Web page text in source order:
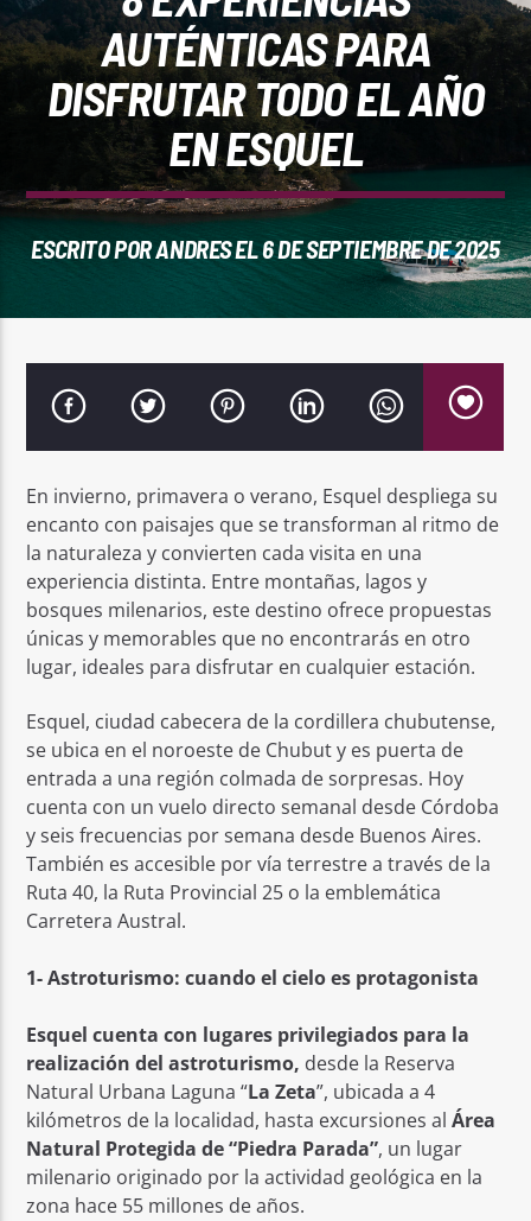
REPRODUCTOR WEB
0:00
PlayFM 95.9
AUTÉNTICAS PARA
DISFRUTAR TODO EL AÑO
EN ESQUEL
ESCRITO PORANDRESEL 6 DE SEPTIEMBRE DE 2025
En invierno, primavera o verano, Esquel despliega su
encanto con paisajes que se transforman al ritmo de
la naturaleza y convierten cada visita en una
experiencia distinta. Entre montañas, lagos y
bosques milenarios, este destino ofrece propuestas
únicas y memorables que no encontrarás en otro
lugar, ideales para disfrutar en cualquier estación.
Esquel, ciudad cabecera de la cordillera chubutense,
se ubica en el noroeste de Chubut y es puerta de
entrada a una región colmada de sorpresas. Hoy
cuenta con un vuelo directo semanal desde Córdoba
y seis frecuencias por semana desde Buenos Aires.
También es accesible por vía terrestre a través de la
Ruta 40, la Ruta Provincial 25 o la emblemática
Carretera Austral.
1- Astroturismo: cuando el cielo es protagonista
Esquel cuenta con lugares privilegiados para la
realización del astroturismo, desde la Reserva
Natural Urbana Laguna “La Zeta”, ubicada a 4
kilómetros de la localidad, hasta excursiones al Área
Natural Protegida de “Piedra Parada”, un lugar
milenario originado por la actividad geológica en la
zona hace 55 millones de años.